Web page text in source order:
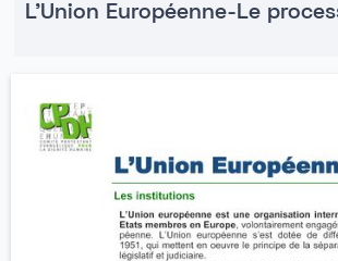
L'Union Européenne-Le